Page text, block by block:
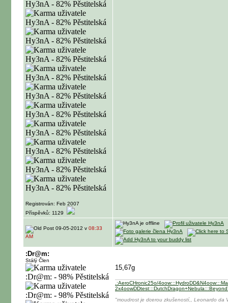
Registrován: Feb 2007
Příspěvků: 1129
09-05-2012 v 08:33
AM
:Dr@m:
Stálý Člen
15,67g
.:AeroCHronic25o/4oow:::HydroDD&N4oow:::
2x4oowDDtest:::DutchDragon+Nebula:::
"moudrost je dcerou zkušeností,,
Leonardo da